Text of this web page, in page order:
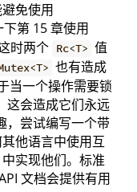
免使用
第 15 章使用
时两个 Rc<T> 值
也有造成
当一个操作需要锁
这会造成它们永远
，尝试编写一个带
他语言中使用互
实现他们。标准
文档会提供有用